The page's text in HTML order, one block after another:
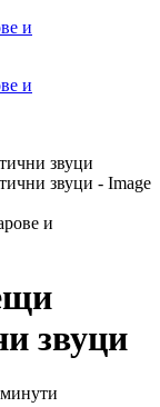
и
звуци